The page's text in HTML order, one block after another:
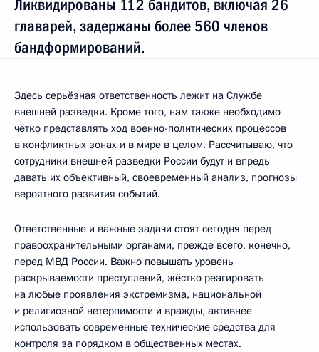
Ликвидированы 112 бандитов, включая 26
главарей, задержаны более 560 членов
бандформирований.
Здесь серьёзная ответственность лежит на Службе
внешней разведки. Кроме того, нам также необходимо
чётко представлять ход военно-политических процессов
в конфликтных зонах и в мире в целом. Рассчитываю, что
сотрудники внешней разведки России будут и впредь
давать их объективный, своевременный анализ, прогнозы
вероятного развития событий.
Ответственные и важные задачи стоят сегодня перед
правоохранительными органами, прежде всего, конечно,
перед МВД России. Важно повышать уровень
раскрываемости преступлений, жёстко реагировать
на любые проявления экстремизма, национальной
и религиозной нетерпимости и вражды, активнее
использовать современные технические средства для
контроля за порядком в общественных местах.